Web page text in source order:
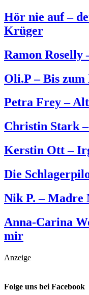
Hör nie auf –
Krüger
Ramon Roselly
Oli.P – Bis zum
Petra Frey –
Christin Stark
Kerstin Ott –
Die
Nik P. – Madre
Anna-Carina
mir
Anzeige
Folge uns bei Facebook